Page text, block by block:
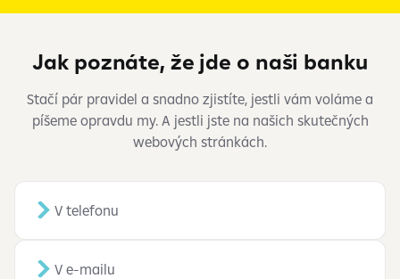
Jak poznáte, že jde o naši banku
Stačí pár pravidel a snadno zjistíte, jestli vám voláme a
píšeme opravdu my. A jestli jste na našich skutečných
webových stránkách.
V telefonu
V e-mailu